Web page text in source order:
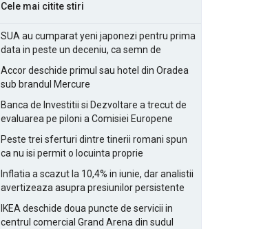
Cele mai citite stiri
SUA au cumparat yeni japonezi pentru prima
data in peste un deceniu, ca semn de
Accor deschide primul sau hotel din Oradea
sub brandul Mercure
Banca de Investitii si Dezvoltare a trecut de
evaluarea pe piloni a Comisiei Europene
Peste trei sferturi dintre tinerii romani spun
ca nu isi permit o locuinta proprie
Inflatia a scazut la 10,4% in iunie, dar analistii
avertizeaza asupra presiunilor persistente
IKEA deschide doua puncte de servicii in
centrul comercial Grand Arena din sudul